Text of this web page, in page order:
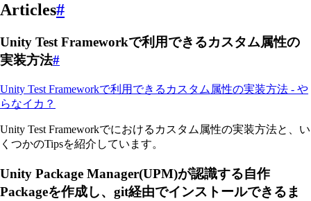
Articles#
Unity Test Frameworkで利用できるカスタム属性の
実装方法#
Unity Test Frameworkで利用できるカスタム属性の実装方法 - や
らなイカ？
Unity Test Frameworkでにおけるカスタム属性の実装方法と、い
くつかのTipsを紹介しています。
Unity Package Manager(UPM)が認識する自作
Packageを作成し、git経由でインストールできるま